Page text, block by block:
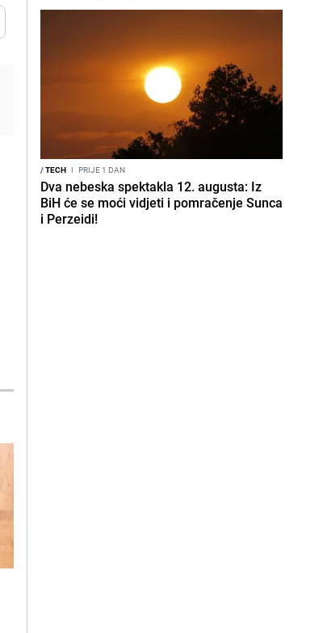
/TECH I PRIJE 1 DAN
Dva nebeska spektakla 12. augusta: Iz
BiH će se moći vidjeti i pomračenje Sunca
i Perzeidi!